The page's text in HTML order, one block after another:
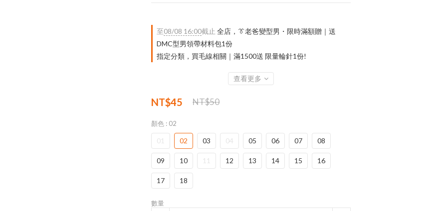
至08/08 16:00截止 全店，👔老爸變型男・限時滿額贈｜送
DMC型男領帶材料包1份
指定分類，買毛線相關｜滿1500送 限量輪針1份!
查看更多
NT$45 NT$50
顏色 : 02
01 02 03 04 05 06 07 08
09 10 11 12 13 14 15 16
17 18
數量